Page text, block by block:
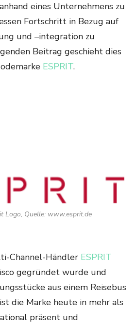
eines Unternehmens zu
Fortschritt in Bezug auf
und –integration zu
Beitrag geschieht dies
ESPRIT.
Logo, Quelle: www.esprit.de
Channel-Händler ESPRIT
gegründet wurde und
aus einem Reisebus
die Marke heute in mehr als
präsent und